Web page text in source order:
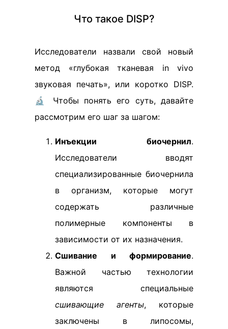
Что такое DISP?
Исследователи назвали свой новый
метод «глубокая тканевая in vivo
звуковая печать», или коротко DISP.
🔬 Чтобы понять его суть, давайте
рассмотрим его шаг за шагом:
Инъекции биочернил.
Исследователи вводят
специализированные биочернила
в организм, которые могут
содержать различные
полимерные компоненты в
зависимости от их назначения.
Сшивание и формирование.
Важной частью технологии
являются специальные
сшивающие агенты, которые
заключены в липосомы,